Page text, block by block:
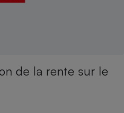
de la rente sur le